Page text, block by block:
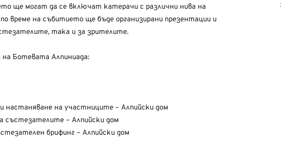
ще могат да се включат катерачи с различни нива на
време на събитието ще бъде организирани презентации и
така и за зрителите.
Ботевата Алпиниада:
настаняване на участниците – Алпийски дом
състезателите – Алпийски дом
брифинг – Алпийски дом